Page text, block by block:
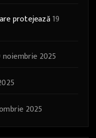
protejează19
noiembrie 2025
2025